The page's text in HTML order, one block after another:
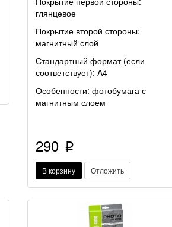
глянцевое
Покрытие второй стороны:
магнитный слой
Стандартный формат (если
соответствует): A4
Особенности: фотобумага с
магнитным слоем
290 p
В корзину Отложить